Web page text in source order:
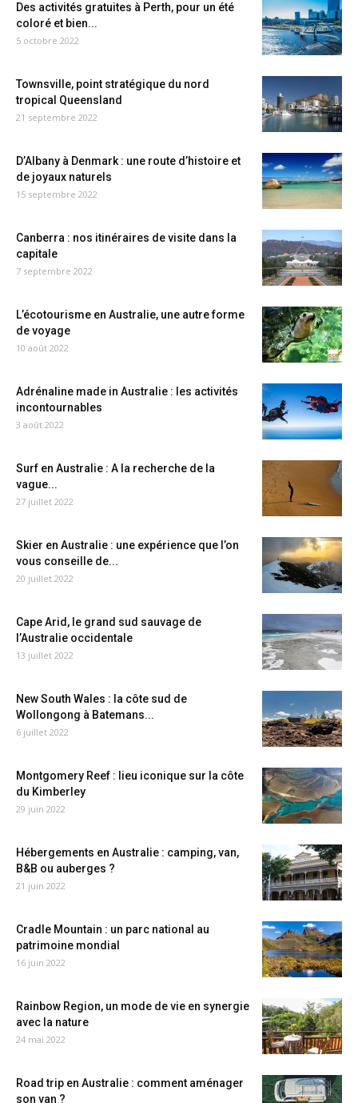
Des activités gratuites à Perth, pour un été
coloré et bien...
5 octobre 2022
Townsville, point stratégique du nord
tropical Queensland
21 septembre 2022
D’Albany à Denmark : une route d’histoire et
de joyaux naturels
15 septembre 2022
Canberra : nos itinéraires de visite dans la
capitale
7 septembre 2022
L’écotourisme en Australie, une autre forme
de voyage
10 août 2022
Adrénaline made in Australie : les activités
incontournables
3 août 2022
Surf en Australie : A la recherche de la
vague...
27 juillet 2022
Skier en Australie : une expérience que l’on
vous conseille de...
20 juillet 2022
Cape Arid, le grand sud sauvage de
l’Australie occidentale
13 juillet 2022
New South Wales : la côte sud de
Wollongong à Batemans...
6 juillet 2022
Montgomery Reef : lieu iconique sur la côte
du Kimberley
29 juin 2022
Hébergements en Australie : camping, van,
B&B ou auberges ?
21 juin 2022
Cradle Mountain : un parc national au
patrimoine mondial
16 juin 2022
Rainbow Region, un mode de vie en synergie
avec la nature
24 mai 2022
Road trip en Australie : comment aménager
son van ?